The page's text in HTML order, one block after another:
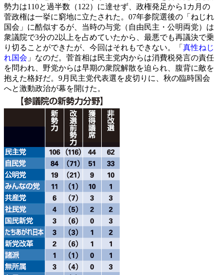
勢力は110と過半数（122）に達せず、政権発足から1カ月の
菅政権は一挙に窮地に立たされた。07年参院選後の「ねじれ
国会」に酷似するが、当時の与党（自由民主・公明両党）は
衆議院で3分の2以上を占めていたから、最悪でも再議決で乗
り切ることができたが、今回はそれもできない。「 真性ねじ
れ国会 」なのだ。菅首相は民主党内からは消費税発言の責任
を問われ、野党からは早期の衆院解散を迫られ、腹背に敵を
抱えた格好だ。9月民主党代表選を皮切りに、秋の臨時国会
へと激動政治が幕を開けた。